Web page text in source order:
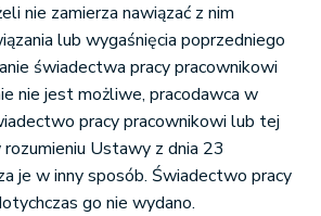
nie zamierza nawiązać z nim
lub wygaśnięcia poprzedniego
świadectwa pracy pracownikowi
nie jest możliwe, pracodawca w
pracy pracownikowi lub tej
Ustawy z dnia 23
je w inny sposób. Świadectwo pracy
go nie wydano.